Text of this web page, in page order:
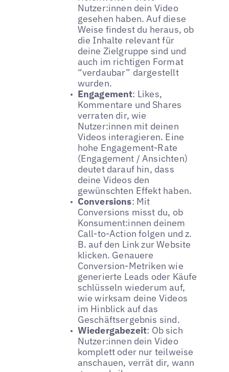
Nutzer:innen dein Video
gesehen haben. Auf diese
Weise findest du heraus, ob
die Inhalte relevant für
deine Zielgruppe sind und
auch im richtigen Format
“verdaubar” dargestellt
wurden.
Engagement: Likes,
Kommentare und Shares
verraten dir, wie
Nutzer:innen mit deinen
Videos interagieren. Eine
hohe Engagement-Rate
(Engagement / Ansichten)
deutet darauf hin, dass
deine Videos den
gewünschten Effekt haben.
Conversions: Mit
Conversions misst du, ob
Konsument:innen deinem
Call-to-Action folgen und z.
B. auf den Link zur Website
klicken. Genauere
Conversion-Metriken wie
generierte Leads oder Käufe
schlüsseln wiederum auf,
wie wirksam deine Videos
im Hinblick auf das
Geschäftsergebnis sind.
Wiedergabezeit: Ob sich
Nutzer:innen dein Video
komplett oder nur teilweise
anschauen, verrät dir, wann